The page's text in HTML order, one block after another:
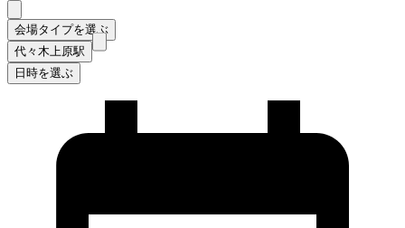
会場タイプを選ぶ
代々木上原駅
日時を選ぶ